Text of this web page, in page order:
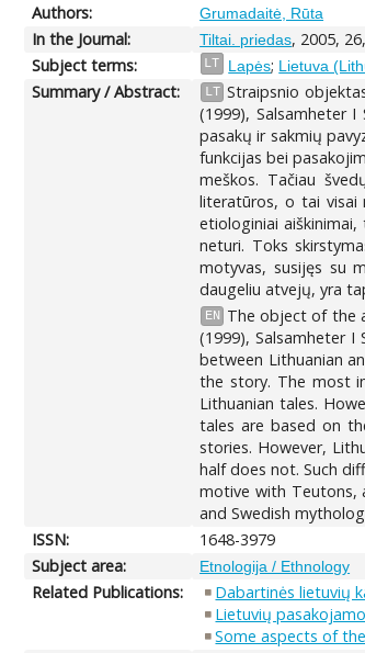
Authors:
Grumadaitė, Rūta
In the Journal: Tiltai. priedas, 2005,
Subject terms:
LT Lapės; Lietuva
Summary / Abstract: LT Straipsnio
(1999), Salsamheter
pasakų ir sakmių
funkcijas bei
meškos. Tačiau
literatūros, o tai visai
etiologiniai
neturi. Toks
motyvas, susijęs su
daugeliu atvejų, yra
EN
The object of the
(1999), Salsamheter I
between Lithuanian
the story. The most
Lithuanian tales.
tales are based on
stories. However,
half does not. Such
motive with Teutons,
and Swedish
ISSN:
1648-3979
Subject area:
Etnologija / Ethnology
Related Publications: Dabartinės lietuvių
Lietuvių
Some aspects of